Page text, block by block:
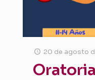
20 de agosto